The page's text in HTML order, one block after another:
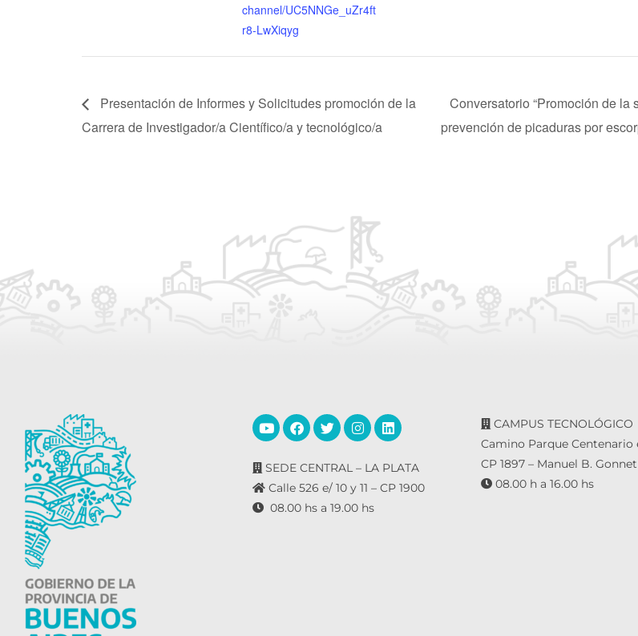
channel/UC5NNGe_uZr4ft
r8-LwXiqyg
Presentación de Informes y Solicitudes promoción de la
Carrera de Investigador/a Científico/a y tecnológico/a
Conversatorio “Promoción de la
prevención de picaduras por
SEDE CENTRAL – LA PLATA
Calle 526 e/ 10 y 11 – CP 1900
08.00 hs a 19.00 hs
CAMPUS TECNOLÓGICO
Camino Parque Centenario
CP 1897 – Manuel B. Gonnet
08.00 h a 16.00 hs